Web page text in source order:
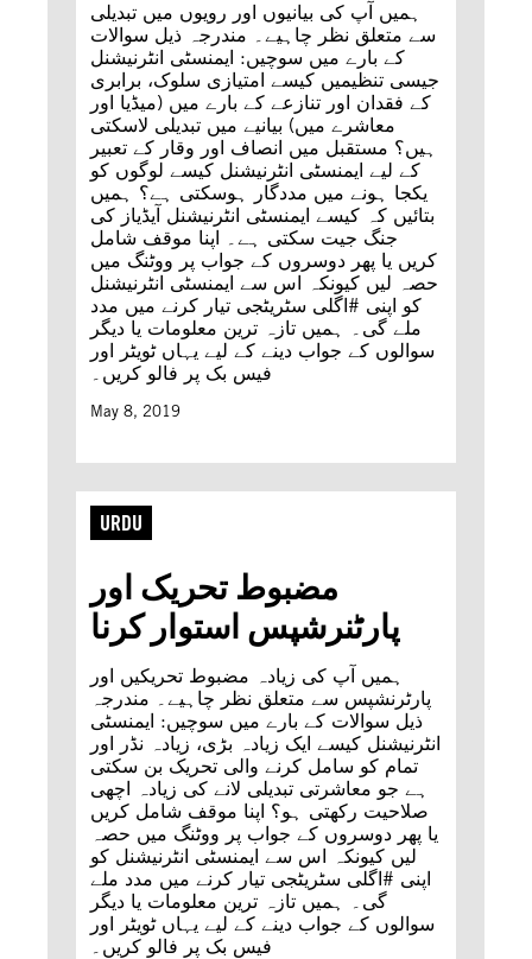
ہمیں آپ کی بیانیوں اور رویوں میں تبدیلی
سے متعلق نظر چاہیے۔ مندرجہ ذیل سوالات
کے بارے میں سوچیں: ایمنسٹی انٹرنیشنل
جیسی تنظیمیں کیسے امتیازی سلوک، برابری
کے فقدان اور تنازعے کے بارے میں (میڈیا اور
معاشرے میں) بیانیے میں تبدیلی لاسکتی
ہیں؟ مستقبل میں انصاف اور وقار کے تعبیر
کے لیے ایمنسٹی انٹرنیشنل کیسے لوگوں کو
یکجا ہونے میں مددگار ہوسکتی ہے؟ ہمیں
بتائیں کہ کیسے ایمنسٹی انٹرنیشنل آیڈیاز کی
جنگ جیت سکتی ہے۔ اپنا موقف شامل
کریں یا پھر دوسروں کے جواب پر ووٹنگ میں
حصہ لیں کیونکہ اس سے ایمنسٹی انٹرنیشنل
کو اپنی #اگلی سٹریٹجی تیار کرنے میں مدد
ملے گی۔ ہمیں تازہ ترین معلومات یا دیگر
سوالوں کے جواب دینے کے لیے یہاں ٹویٹر اور
فیس بک پر فالو کریں۔
May 8, 2019
URDU
مضبوط تحریک اور
پارٹنرشپس استوار کرنا
ہمیں آپ کی زیادہ مضبوط تحریکیں اور
پارٹرنشپس سے متعلق نظر چاہیے۔ مندرجہ
ذیل سوالات کے بارے میں سوچیں: ایمنسٹی
انٹرنیشنل کیسے ایک زیادہ بڑی، زیادہ نڈر اور
تمام کو سامل کرنے والی تحریک بن سکتی
ہے جو معاشرتی تبدیلی لانے کی زیادہ اچھی
صلاحیت رکھتی ہو؟ اپنا موقف شامل کریں
یا پھر دوسروں کے جواب پر ووٹنگ میں حصہ
لیں کیونکہ اس سے ایمنسٹی انٹرنیشنل کو
اپنی #اگلی سٹریٹجی تیار کرنے میں مدد ملے
گی۔ ہمیں تازہ ترین معلومات یا دیگر
سوالوں کے جواب دینے کے لیے یہاں ٹویٹر اور
فیس بک پر فالو کریں۔